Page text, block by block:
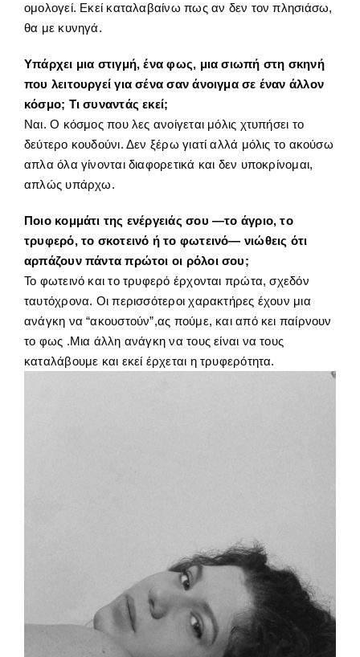
ομολογεί. Εκεί καταλαβαίνω πως αν δεν τον πλησιάσω,
θα με κυνηγά.
Υπάρχει μια στιγμή, ένα φως, μια σιωπή στη σκηνή
που λειτουργεί για σένα σαν άνοιγμα σε έναν άλλον
κόσμο; Τι συναντάς εκεί;
Ναι. Ο κόσμος που λες ανοίγεται μόλις χτυπήσει το
δεύτερο κουδούνι. Δεν ξέρω γιατί αλλά μόλις το ακούσω
απλα όλα γίνονται διαφορετικά και δεν υποκρίνομαι,
απλώς υπάρχω.
Ποιο κομμάτι της ενέργειάς σου —το άγριο, το
τρυφερό, το σκοτεινό ή το φωτεινό— νιώθεις ότι
αρπάζουν πάντα πρώτοι οι ρόλοι σου;
Το φωτεινό και το τρυφερό έρχονται πρώτα, σχεδόν
ταυτόχρονα. Οι περισσότεροι χαρακτήρες έχουν μια
ανάγκη να “ακουστούν”,ας πούμε, και από κει παίρνουν
το φως .Μια άλλη ανάγκη να τους είναι να τους
καταλάβουμε και εκεί έρχεται η τρυφερότητα.